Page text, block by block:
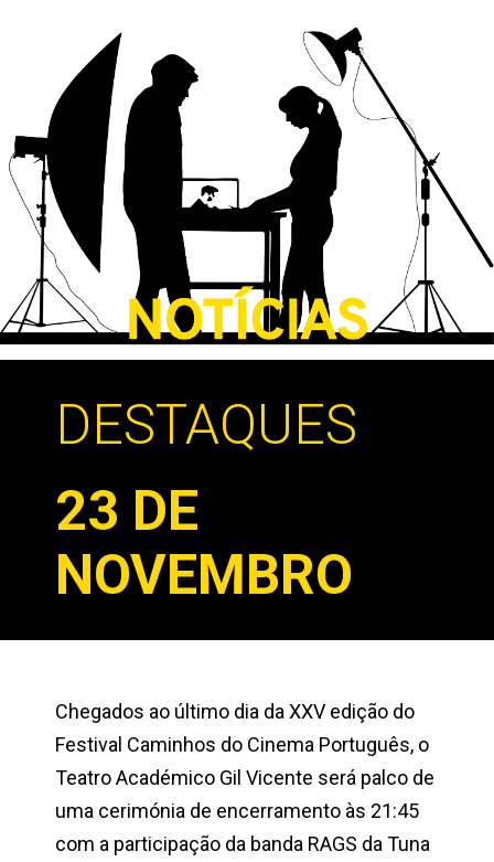
DESTAQUES
23 DE
NOVEMBRO
Chegados ao último dia da XXV edição do
Festival Caminhos do Cinema Português, o
Teatro Académico Gil Vicente será palco de
uma cerimónia de encerramento às 21:45
com a participação da banda RAGS da Tuna